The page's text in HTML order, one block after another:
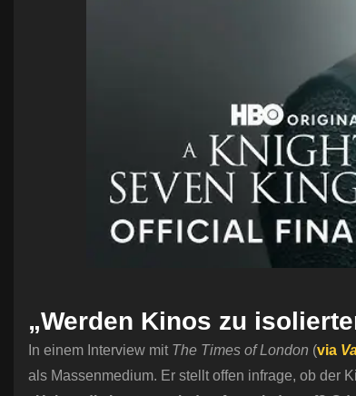
„Werden Kinos zu
In einem Interview mit The Times of London (via
als Massenmedium. Er stellt offen infrage, ob der